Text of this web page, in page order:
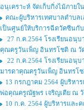
อนุเคราะห์ จัดเก็บกิ่งไม้ภายใ
คณะผู้บริหารเทศบาลตำบล
เป็นศูนย์ให้บริการฉีดวัคซีนกั
27 ก.ค.2564 โรงเรียนอ
คุณครูวันเพ็ญ อินทรโชติ ณ วั
22 ก.ค.2564 โรงเรียนอนุ
มารดาคุณครูวันเพ็ญ อินทรโ
13 กรกฎาคม 2564 ผู้บริห
พ่อคุณครูณัฐพร เจริญเตีย ณ วั
10 ก.ค. 2564 ผู้บริหารแล